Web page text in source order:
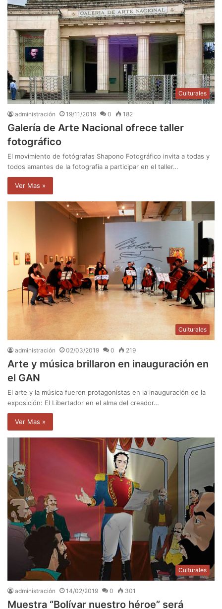
Culturales
administración 19/11/2019 0 182
Galería de Arte Nacional ofrece taller
fotográfico
El movimiento de fotógrafas Shapono Fotográfico invita a todas y
todos amantes de la fotografía a participar en el taller…
Ver Mas »
Culturales
administración 02/03/2019 0 219
Arte y música brillaron en inauguración en
el GAN
El arte y la música fueron protagonistas en la inauguración de la
exposición: El Libertador en el alma del creador…
Ver Mas »
Culturales
administración 14/02/2019 0 301
Muestra “Bolívar nuestro héroe” será